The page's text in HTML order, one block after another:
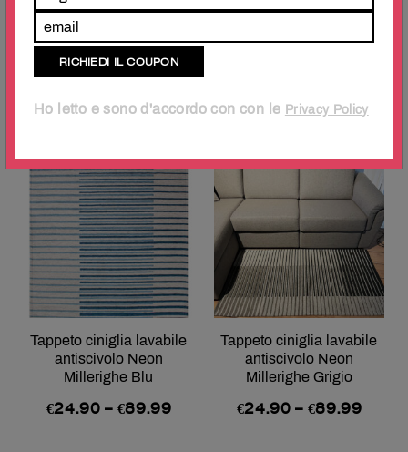
Tappeto ciniglia lavabile
antiscivolo Beta Antracite
€24.90–€119.99
24.90 – 89.99
Tappeto ciniglia lavabile
antiscivolo Neon
Millerighe Blu
€24.90–€89.99
Tappeto ciniglia lavabile
antiscivolo Neon
Millerighe Grigio
€24.90– €89.99
Ho letto e sono d'accordo con con le Privacy Policy